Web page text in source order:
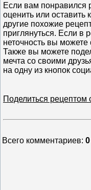
Если вам понравился
оценить или оставить
другие похожие
приглянуться. Если в
неточность вы
Также вы можете
мечта со своими
на одну из кнопок
Поделиться рецептом
Всего комментариев: 0